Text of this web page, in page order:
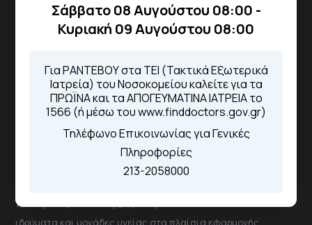
Σάββατο 08 Αυγούστου 08:00 -
Κυριακή 09 Αυγούστου 08:00
Για ΡΑΝΤΕΒΟΥ στα ΤΕΙ (Τακτικά Εξωτερικά
Ιατρεία) του Νοσοκομείου καλείτε για τα
ΠΡΩΪΝΑ και τα ΑΠΟΓΕΥΜΑΤΙΝΑ ΙΑΤΡΕΙΑ το
1566 (ή μέσω του www.finddoctors.gov.gr)
Τηλέφωνο Επικοινωνίας για Γενικές
Πληροφορίες
213-2058000
Για τα πρωινά και τα απογευματινά
ιατρεία:
Καλώντας στην φωνητική πύλη του
1566
Μέσω της εφαρμογής "MyHealth
App"
ΓΝΑ Νοσοκομείο Σισμανόγλειο - Αμαλία Φλέμιγκ
Το Σισμανόγλειο συνεργάζεται με άλλα νοσηλευτικά
ιδρύματα και μονάδες υγείας στα πλαίσια εφαρμογής